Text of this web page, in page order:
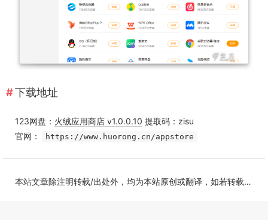
下载地址
123网盘： 火绒应用商店 v1.0.0.10 提取码：zisu
官网：
https://www.huorong.cn/appstore
本站文章除注明转载/出处外，均为本站原创或翻译，如若转载，请注明出处。